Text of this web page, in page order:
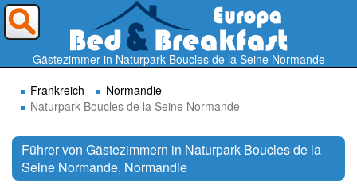
Gästezimmer in Naturpark Boucles de la Seine Normande
Frankreich
Normandie
Naturpark Boucles de la Seine Normande
Führer von Gästezimmern in Naturpark Boucles de la
Seine Normande, Normandie
Wohin möchten Sie reisen ?
Suchen